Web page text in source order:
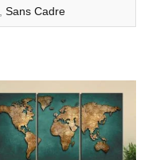
,Sans Cadre
de
prix :
33.99€
à
173.99€